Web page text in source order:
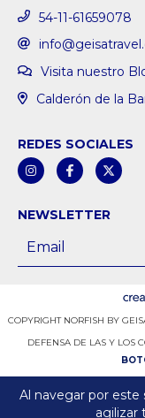
Al navegar por este
agilizar
54-11-61659078
Visita nuestro
Calderón de la
REDES SOCIALES
NEWSLETTER
COPYRIGHT NORFISH BY
DEFENSA DE LAS Y LOS